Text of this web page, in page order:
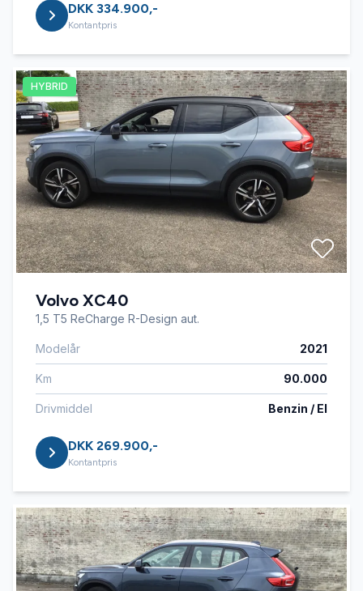
DKK 334.900,-
Kontantpris
HYBRID
Volvo XC40
1,5 T5 ReCharge R-Design aut.
Modelår 2021
Km 90.000
Drivmiddel Benzin / El
DKK 269.900,-
Kontantpris